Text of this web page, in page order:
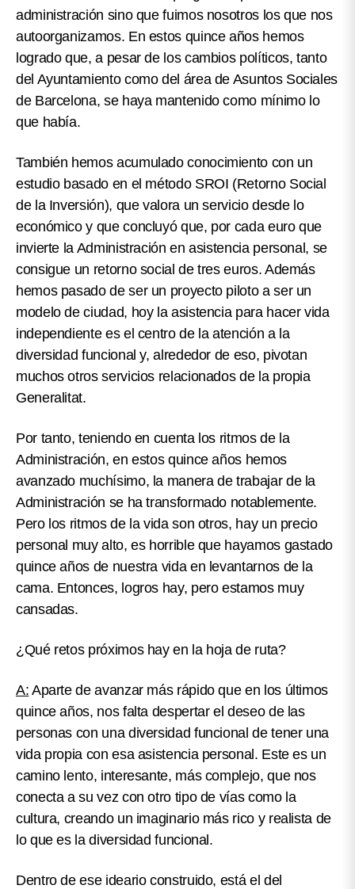
administración sino que fuimos nosotros los que nos
autoorganizamos. En estos quince años hemos
logrado que, a pesar de los cambios políticos, tanto
del Ayuntamiento como del área de Asuntos Sociales
de Barcelona, se haya mantenido como mínimo lo
que había.
También hemos acumulado conocimiento con un
estudio basado en el método SROI (Retorno Social
de la Inversión), que valora un servicio desde lo
económico y que concluyó que, por cada euro que
invierte la Administración en asistencia personal, se
consigue un retorno social de tres euros. Además
hemos pasado de ser un proyecto piloto a ser un
modelo de ciudad, hoy la asistencia para hacer vida
independiente es el centro de la atención a la
diversidad funcional y, alrededor de eso, pivotan
muchos otros servicios relacionados de la propia
Generalitat.
Por tanto, teniendo en cuenta los ritmos de la
Administración, en estos quince años hemos
avanzado muchísimo, la manera de trabajar de la
Administración se ha transformado notablemente.
Pero los ritmos de la vida son otros, hay un precio
personal muy alto, es horrible que hayamos gastado
quince años de nuestra vida en levantarnos de la
cama. Entonces, logros hay, pero estamos muy
cansadas.
¿Qué retos próximos hay en la hoja de ruta?
A: Aparte de avanzar más rápido que en los últimos
quince años, nos falta despertar el deseo de las
personas con una diversidad funcional de tener una
vida propia con esa asistencia personal. Este es un
camino lento, interesante, más complejo, que nos
conecta a su vez con otro tipo de vías como la
cultura, creando un imaginario más rico y realista de
lo que es la diversidad funcional.
Dentro de ese ideario construido, está el del